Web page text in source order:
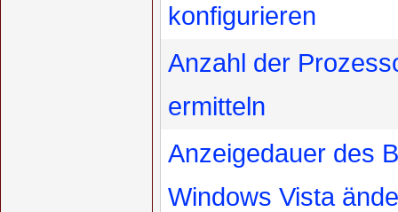
konfigurieren
Anzahl der
ermitteln
Anzeigedauer des
Windows Vista